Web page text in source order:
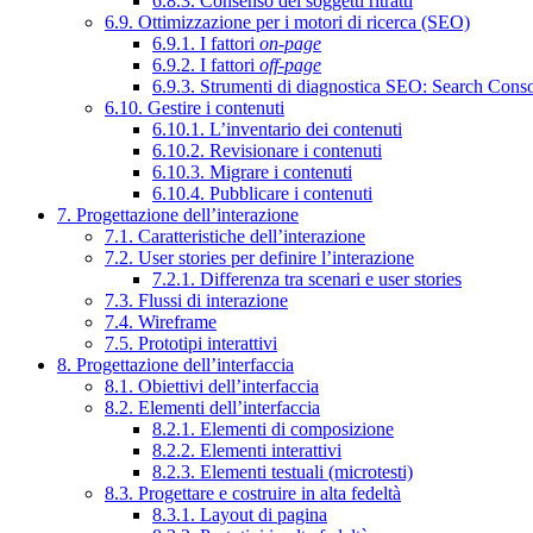
6.9. Ottimizzazione per i motori di ricerca (SEO)
6.9.1. I fattori on-page
6.9.2. I fattori off-page
6.9.3. Strumenti di diagnostica SEO: Search
6.10. Gestire i contenuti
6.10.1. L’inventario dei contenuti
6.10.2. Revisionare i contenuti
6.10.3. Migrare i contenuti
6.10.4. Pubblicare i contenuti
7. Progettazione dell’interazione
7.1. Caratteristiche dell’interazione
7.2. User stories per definire l’interazione
7.2.1. Differenza tra scenari e user stories
7.3. Flussi di interazione
7.4. Wireframe
7.5. Prototipi interattivi
8. Progettazione dell’interfaccia
8.1. Obiettivi dell’interfaccia
8.2. Elementi dell’interfaccia
8.2.1. Elementi di composizione
8.2.2. Elementi interattivi
8.2.3. Elementi testuali (microtesti)
8.3. Progettare e costruire in alta fedeltà
8.3.1. Layout di pagina